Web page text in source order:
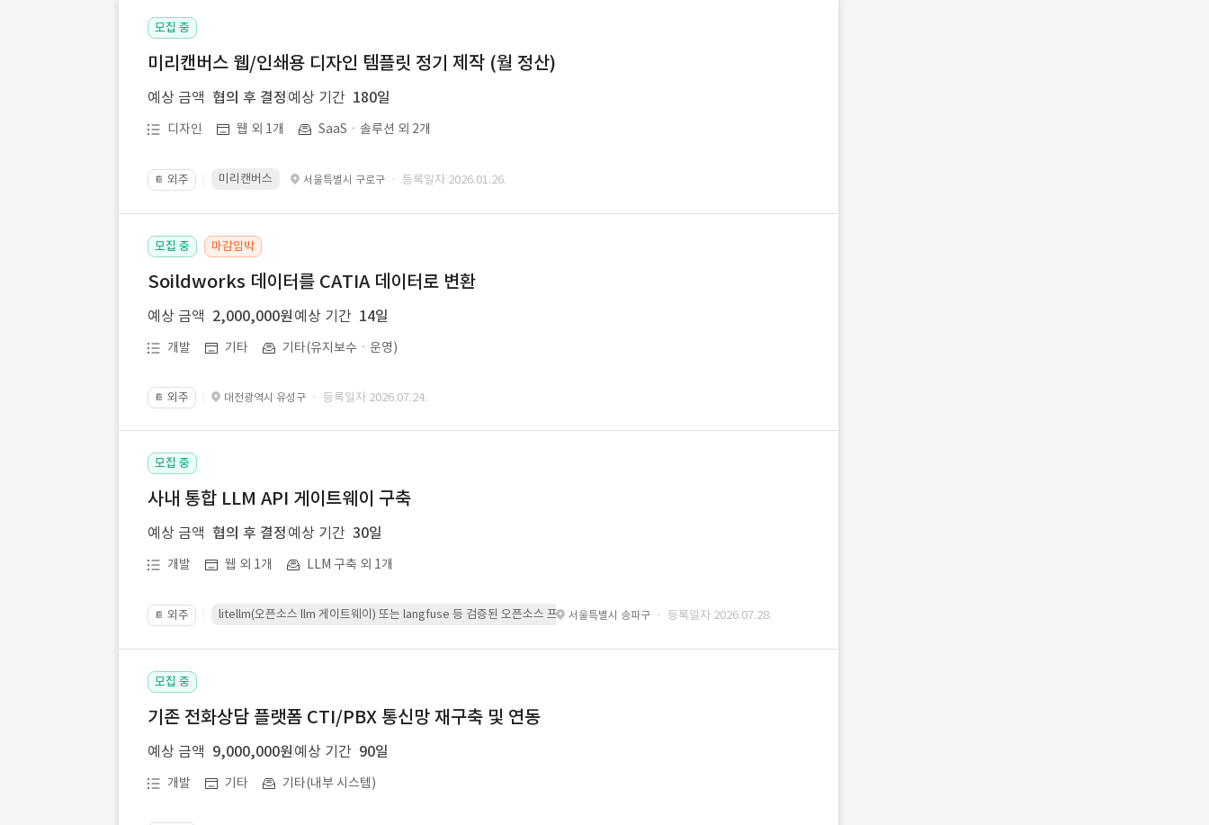
모집 중
미리캔버스 웹/인쇄용 디자인 템플릿 정기 제작 (월 정산)
예상 금액 협의 후 결정 예상 기간 180일
디자인 웹 외 1개 SaaSㆍ솔루션 외 2개
📔 외주 미리캔버스 서울특별시 구로구 · 등록일자 2026.01.26.
모집 중 마감임박
Soildworks 데이터를 CATIA 데이터로 변환
예상 금액 2,000,000원 예상 기간 14일
개발 기타 기타(유지보수ㆍ운영)
📔 외주 대전광역시 유성구 · 등록일자 2026.07.24.
모집 중
사내 통합 LLM API 게이트웨이 구축
예상 금액 협의 후 결정 예상 기간 30일
개발 웹 외 1개 LLM 구축 외 1개
📔 외주 litellm(오픈소스 llm 게이트웨이) 또는 langfuse 등 검증된 오픈소스 프레임워크를 기반으로 시스템을 구축
서울특별시 송파구 · 등록일자 2026.07.28.
모집 중
기존 전화상담 플랫폼 CTI/PBX 통신망 재구축 및 연동
예상 금액 9,000,000원 예상 기간 90일
개발 기타 기타(내부 시스템)